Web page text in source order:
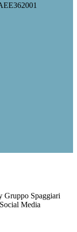
Gruppo Spaggiari
Media